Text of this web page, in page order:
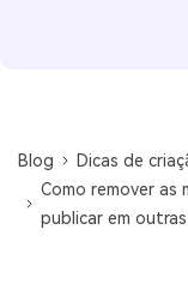
Blog
Dicas de
Como remover as
publicar em